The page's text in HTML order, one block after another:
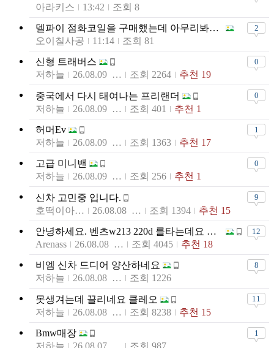
아라키스
13:42 조회 8
델파이 점화코일을 구매했는데 아무리봐도 위조인거 같아요.
오이칠사공
11:14 조회 81
2
신형 트래버스
저하늘
26.08.09 21:50 조회 2264 추천 19
0
중국에서 다시 태여나는 프리랜더
저하늘
26.08.09 21:49 조회 401 추천 1
0
허머Ev
저하늘
26.08.09 21:48 조회 1363 추천 17
1
고급 미니밴
저하늘
26.08.09 20:07 조회 256 추천 1
0
신차 고민중 입니다.
호떡이아바이
26.08.08 09:25 조회 1394 추천 15
9
안녕하세요. 벤츠w213 220d 를타는데요 형님들 누유일가요
Arenass
26.08.08 07:43 조회 4045 추천 18
12
비엠 신차 드디어 양산하네요
저하늘
26.08.08 07:01 조회 1226
8
못생겨는데 끌리네요 클레오
저하늘
26.08.08 07:00 조회 8238 추천 15
11
Bmw매장
저하늘
26.08.07 18:37 조회 987
1